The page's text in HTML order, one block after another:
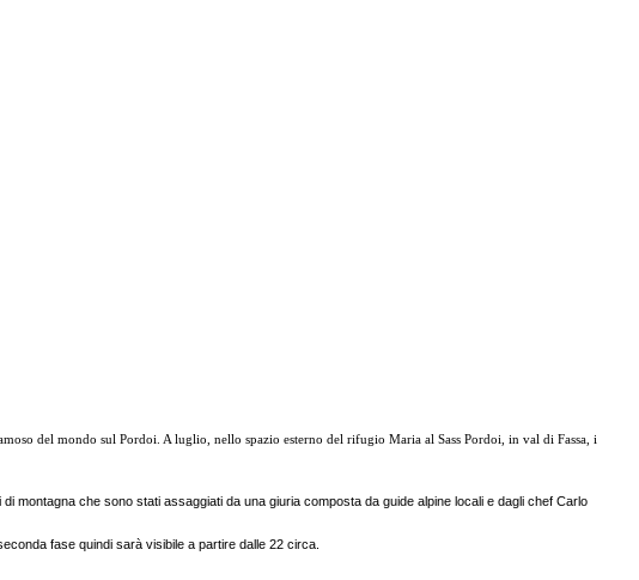
del mondo sul Pordoi. A luglio, nello spazio esterno del rifugio Maria al Sass Pordoi, in val di Fassa, i
montagna che sono stati assaggiati da una giuria composta da guide alpine locali e dagli chef Carlo
fase quindi sarà visibile a partire dalle 22 circa.